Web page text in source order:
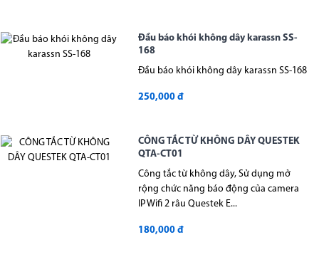
Đầu báo khói không dây karassn SS-
168
Đầu báo khói không dây karassn SS-168
250,000 đ
CÔNG TẮC TỪ KHÔNG DÂY QUESTEK
QTA-CT01
Công tắc từ không dây, Sử dụng mở
rộng chức năng báo động của camera
IP Wifi 2 râu Questek E...
180,000 đ